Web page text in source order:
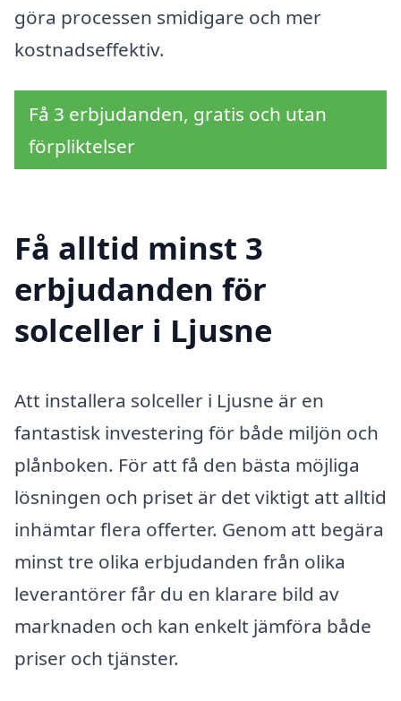
göra processen smidigare och mer
kostnadseffektiv.
Få 3 erbjudanden, gratis och utan
förpliktelser
Få alltid minst 3
erbjudanden för
solceller i Ljusne
Att installera solceller i Ljusne är en
fantastisk investering för både miljön och
plånboken. För att få den bästa möjliga
lösningen och priset är det viktigt att alltid
inhämtar flera offerter. Genom att begära
minst tre olika erbjudanden från olika
leverantörer får du en klarare bild av
marknaden och kan enkelt jämföra både
priser och tjänster.